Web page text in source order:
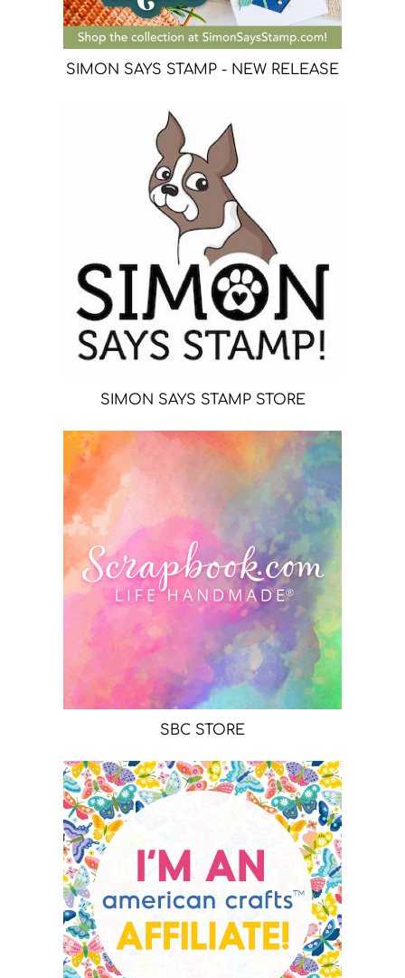
SIMON SAYS STAMP - NEW RELEASE
SIMON SAYS STAMP STORE
SBC STORE